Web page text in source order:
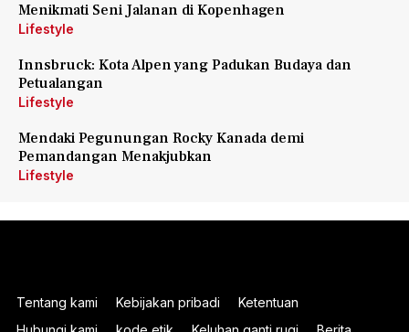
Menikmati Seni Jalanan di Kopenhagen
Lifestyle
Innsbruck: Kota Alpen yang Padukan Budaya dan
Petualangan
Lifestyle
Mendaki Pegunungan Rocky Kanada demi
Pemandangan Menakjubkan
Lifestyle
Tentang kami Kebijakan pribadi
Ketentuan